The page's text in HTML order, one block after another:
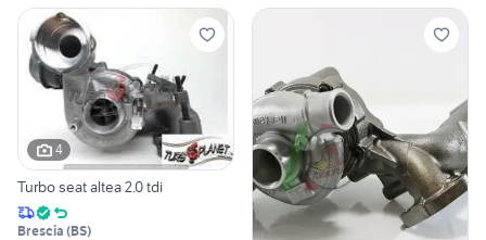
4
Turbo seat altea 2.0 tdi
Brescia (BS)